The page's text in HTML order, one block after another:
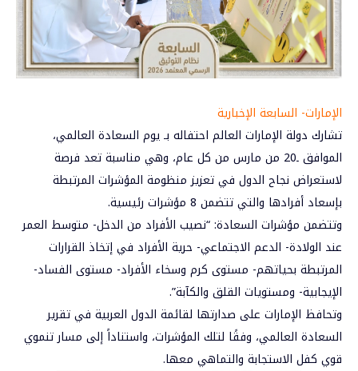
الإمارات- السابعة الإخبارية
تشارك دولة الإمارات العالم احتفاله بـيوم السعادة العالمي،
الموافق ـ20 من مارس من كل عام، وهي مناسبة تعد فرصة
لاستعراض نجاح الدول في تعزيز منظومة المؤشرات المرتبطة
بإسعاد أفرادها والتي تتضمن 8 مؤشرات رئيسية.
وتتضمن مؤشرات السعادة: “نصيب الأفراد من الدخل- متوسط العمر
عند الولادة- الدعم الاجتماعي- حرية الأفراد في إتخاذ القرارات
المرتبطة بحياتهم- مستوى كرم وسخاء الأفراد- مستوى الفساد-
الإيجابية- ومستويات القلق والكآبة”.
وتحافظ الإمارات على صدارتها لقائمة الدول العربية في تقرير
السعادة العالمي، وفقًا لتلك المؤشرات، واستناداً إلى مسار تنموي
قوي كفل الاستجابة والتماهي معها.